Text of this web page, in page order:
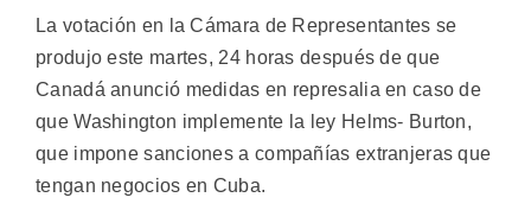
La votación en la Cámara de Representantes se
produjo este martes, 24 horas después de que
Canadá anunció medidas en represalia en caso de
que Washington implemente la ley Helms- Burton,
que impone sanciones a compañías extranjeras que
tengan negocios en Cuba.